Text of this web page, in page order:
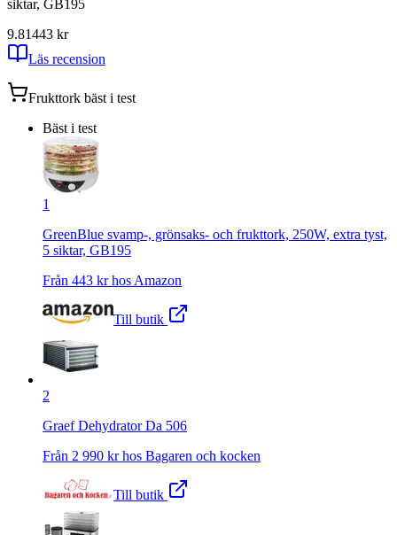
siktar, GB195
9.81443 kr
Läs recension
Frukttork bäst i test
Bäst i test
1
GreenBlue svamp-, grönsaks- och frukttork, 250W, extra tyst,
5 siktar, GB195
Från 443 kr hos Amazon
Till butik
2
Graef Dehydrator Da 506
Från 2 990 kr hos Bagaren och kocken
Till butik